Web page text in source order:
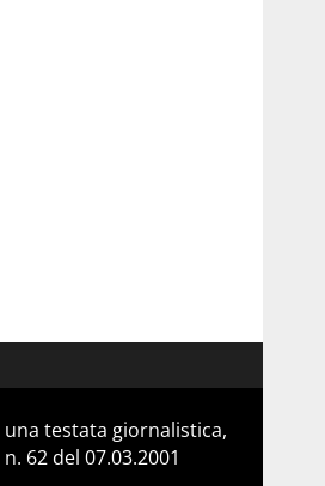
una testata giornalistica,
62 del 07.03.2001